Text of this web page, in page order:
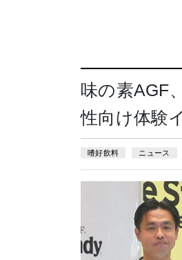
味の素AGF
性向け体験
嗜好飲料 ニュース